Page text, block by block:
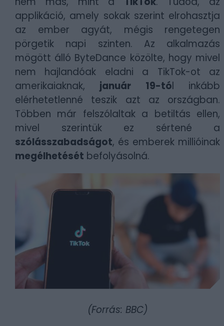
applikáció, amely sokak szerint elrohasztja
az ember agyát, mégis rengetegen
pörgetik napi szinten. Az alkalmazás
mögött álló ByteDance közölte, hogy mivel
nem hajlandóak eladni a TikTok-ot az
amerikaiaknak, január 19-tól inkább
elérhetetlenné teszik azt az országban.
Többen már felszólaltak a betiltás ellen,
mivel szerintük ez sértené a
szólásszabadságot, és emberek millióinak
megélhetését befolyásolná.
(Forrás: BBC)